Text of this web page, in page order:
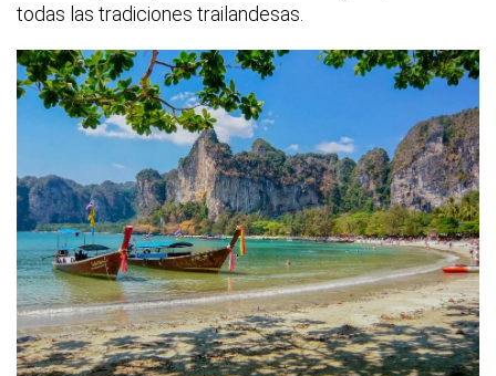
todas las tradiciones trailandesas.